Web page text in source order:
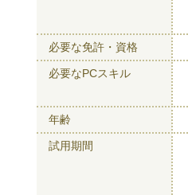
必要な免許・資格
必要なPCスキル
年齢
試用期間